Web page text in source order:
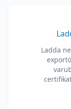
Ladda